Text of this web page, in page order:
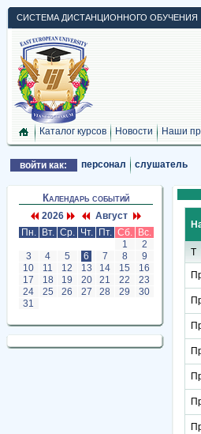
СИСТЕМА ДИСТАНЦИОННОГО ОБУЧЕНИЯ
Каталог курсов Новости Наши
войти как: персонал слушатель
Календарь событий
2026
Август
Пн.
Вт. Ср. Чт. Пт. Сб.
Вс.
1
2
3
4 5 6 7 8
9
10
11 12 13 14 15
16
17
18 19 20 21 22
23
24
25 26 27 28 29
30
31